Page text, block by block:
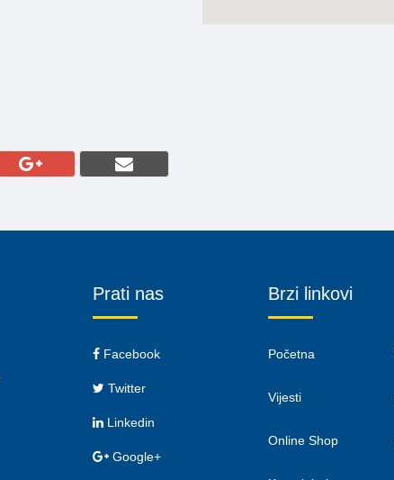
Prati nas
Facebook
Twitter
Linkedin
Google+
Brzi linkovi
Početna
Vijesti
Online Shop